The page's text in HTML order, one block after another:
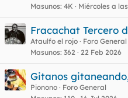
Masunos 4K Miércoles a
Fracachat Tercero
Ataulfo el rojo
Foro General
Masunos 362 22 Feb 2026
Gitanos
Pionono
Foro General